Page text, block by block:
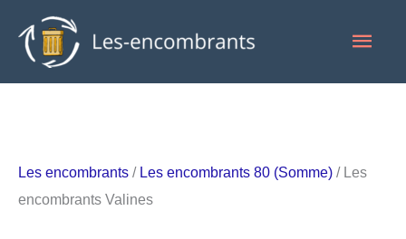
contenu
Les encombrants / Les encombrants 80 (Somme) / Les
encombrants Valines